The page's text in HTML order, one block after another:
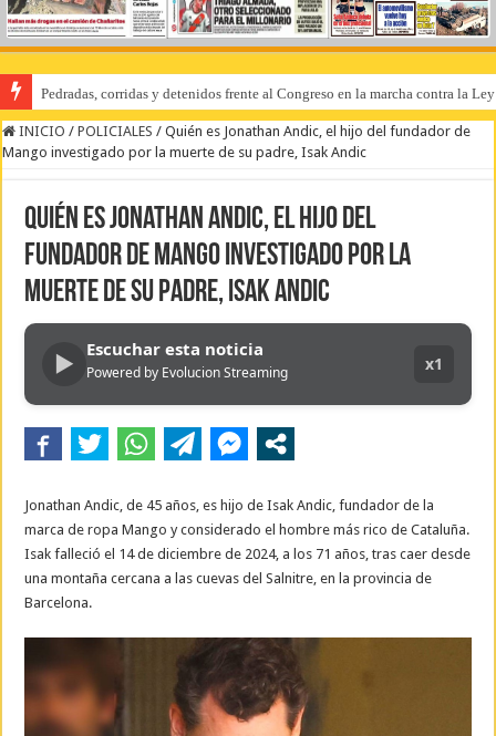
Pedradas, corridas y detenidos frente al Congreso en la marcha contra la
INICIO / POLICIALES / Quién es Jonathan Andic, el hijo del fundador de
Mango investigado por la muerte de su padre, Isak Andic
Quién es Jonathan Andic, el hijo del
fundador de Mango investigado por la
muerte de su padre, Isak Andic
▶ Escuchar esta noticia
Powered by Evolucion Streaming x1
Jonathan Andic, de 45 años, es hijo de Isak Andic, fundador de la
marca de ropa Mango y considerado el hombre más rico de Cataluña.
Isak falleció el 14 de diciembre de 2024, a los 71 años, tras caer desde
una montaña cercana a las cuevas del Salnitre, en la provincia de
Barcelona.